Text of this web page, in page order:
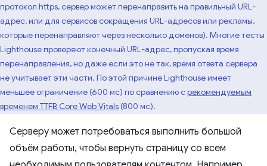
протокол https, сервер может перенаправить на правильный URL-
адрес, или для сервисов сокращения URL-адресов или рекламы,
которые перенаправляют через несколько доменов). Многие тесты
Lighthouse проверяют конечный URL-адрес, пропуская время
перенаправления, но даже если это не так, время ответа сервера
не учитывает эти части. По этой причине Lighthouse имеет
меньшее ограничение (600 мс) по сравнению срекомендуемым
временем TTFB Core Web Vitals(800 мс).
Серверу может потребоваться выполнить большой
объём работы, чтобы вернуть страницу со всем